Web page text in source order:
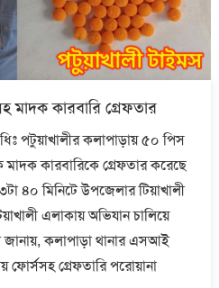
মাদক কারবারি গ্রেফতার
পটুয়াখালীর কলাপাড়ায় ৫০ পিস
মাদক কারবারিকে গ্রেফতার করেছে
৪০ মিনিটে উপজেলার টিয়াখালী
এলাকায় অভিযান চালিয়ে
জানায়, কলাপাড়া থানার এসআই
ফোর্সসহ গ্রেফতারি পরোয়ানা